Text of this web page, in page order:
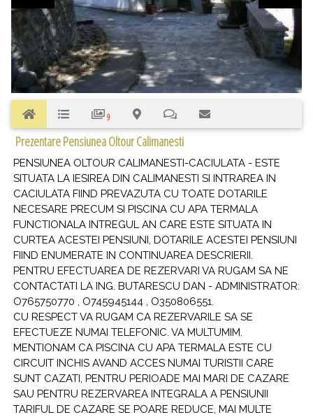
9
Prezentare Pensiunea Oltour Calimanesti
PENSIUNEA OLTOUR CALIMANESTI-CACIULATA - ESTE
SITUATA LA IESIREA DIN CALIMANESTI SI INTRAREA IN
CACIULATA FIIND PREVAZUTA CU TOATE DOTARILE
NECESARE PRECUM SI PISCINA CU APA TERMALA
FUNCTIONALA INTREGUL AN CARE ESTE SITUATA IN
CURTEA ACESTEI PENSIUNI, DOTARILE ACESTEI PENSIUNI
FIIND ENUMERATE IN CONTINUAREA DESCRIERII.
PENTRU EFECTUAREA DE REZERVARI VA RUGAM SA NE
CONTACTATI LA ING. BUTARESCU DAN - ADMINISTRATOR:
O765750770 , O745945144 , O350806551.
CU RESPECT VA RUGAM CA REZERVARILE SA SE
EFECTUEZE NUMAI TELEFONIC. VA MULTUMIM.
MENTIONAM CA PISCINA CU APA TERMALA ESTE CU
CIRCUIT INCHIS AVAND ACCES NUMAI TURISTII CARE
SUNT CAZATI, PENTRU PERIOADE MAI MARI DE CAZARE
SAU PENTRU REZERVAREA INTEGRALA A PENSIUNII
TARIFUL DE CAZARE SE POARE REDUCE, MAI MULTE